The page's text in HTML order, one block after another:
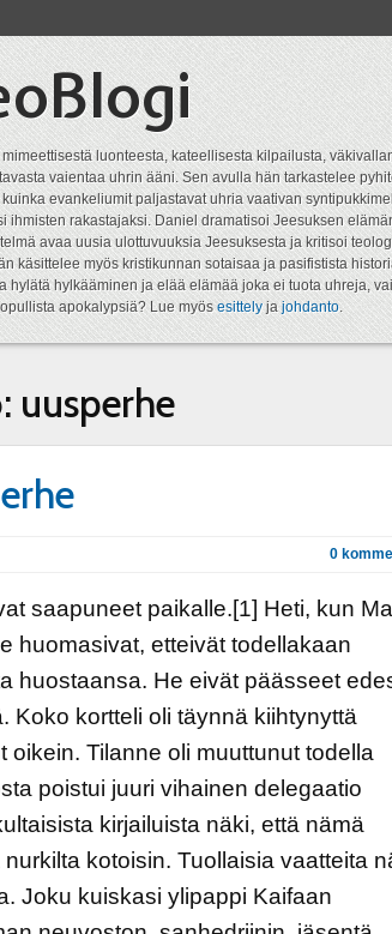
luonteesta, kateellisesta kilpailusta,
vaientaa uhrin ääni. Sen avulla hän tarkastelee
evankeliumit paljastavat uhria vaativan
ihmisten rakastajaksi. Daniel dramatisoi Jeesuksen
avaa uusia ulottuvuuksia Jeesuksesta ja kritisoi
käsittelee myös kristikunnan sotaisaa ja pasifistista
hylätä hylkääminen ja elää elämää joka ei tuota uhreja,
apokalypsiä? Lue myösesittelyjajohdanto.
uusperhe
0
saapuneet paikalle.[1] Heti, kun
huomasivat, etteivät todellakaan
huostaansa. He eivät päässeet
Koko kortteli oli täynnä kiihtynyttä
oikein. Tilanne oli muuttunut todella
poistui juuri vihainen delegaatio
kirjailuista näki, että nämä
kotoisin. Tuollaisia vaatteita
Joku kuiskasi ylipappi Kaifaan